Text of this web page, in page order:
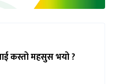
कस्तो महसुस भयो ?